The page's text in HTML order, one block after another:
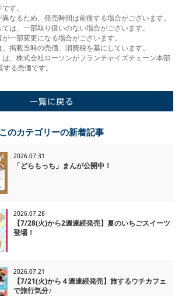
す。
なるため、発売時間は前後する場合がございます。
は、一部取り扱いのない場合がございます。
一部変更になる場合がございます。
掲載当時の売価、消費税を基にしています。
、株式会社ローソンがフランチャイズチェーン本部
る売価です。
このカテゴリーの新着記事
2026.07.31
「どらもっち」まんが公開中！
2026.07.28
【7/28(火)から2週連続発売】夏のいちごスイーツ
登場！
2026.07.21
【7/21(火)から４週連続発売】旅するウチカフェ
で旅行気分♪